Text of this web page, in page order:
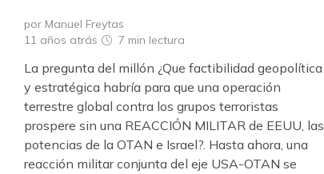
por Manuel Freytas
11 años atrás
7 min lectura
La pregunta del millón ¿Que factibilidad geopolítica
y estratégica habría para que una operación
terrestre global contra los grupos terroristas
prospere sin una REACCIÓN MILITAR de EEUU, las
potencias de la OTAN e Israel?. Hasta ahora, una
reacción militar conjunta del eje USA-OTAN se